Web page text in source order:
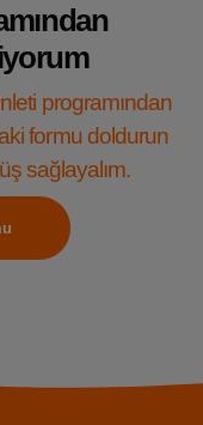
programından
formu doldurun
sağlayalım.